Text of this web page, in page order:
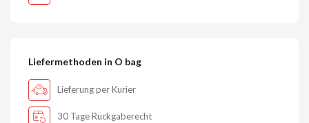
Liefermethoden in O bag
Lieferung per Kurier
30 Tage Rückgaberecht